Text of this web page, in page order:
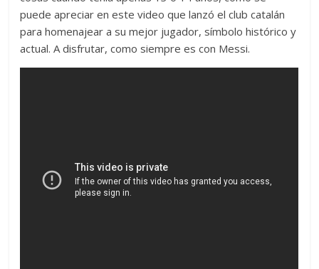
puede apreciar en este video que lanzó el club catalán
para homenajear a su mejor jugador, símbolo histórico y
actual. A disfrutar, como siempre es con Messi.